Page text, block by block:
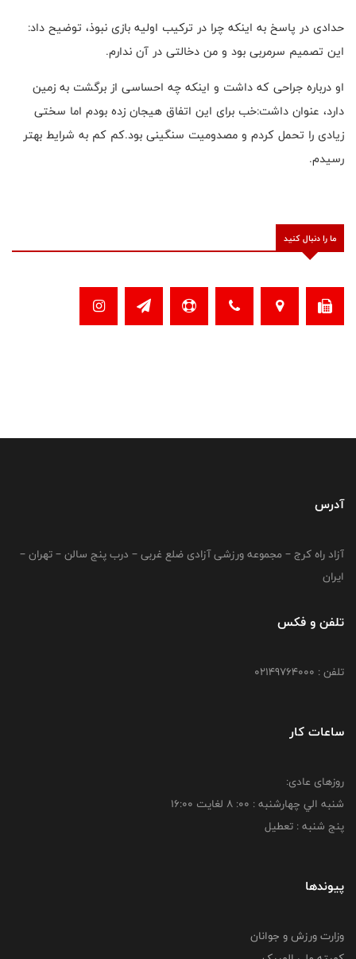
حدادی در پاسخ به اینکه چرا در ترکیب اولیه بازی نبوذ، توضیح داد:
این تصمیم سرمربی بود و من دخالتی در آن ندارم.
او درباره جراحی که داشت و اینکه چه احساسی از برگشت به زمین
دارد، عنوان داشت:خب برای این اتفاق هیجان زده بودم اما سختی
زیادی را تحمل کردم و مصدومیت سنگینی بود.کم کم به شرایط بهتر
رسیدم.
ما را دنبال کنید
آدرس
آزاد راه کرج – مجموعه ورزشی آزادی ضلع غربی – درب پنج سالن – تهران –
ایران
تلفن و فکس
تلفن : 02149764000
ساعات کار
روزهای عادی:
شنبه الي چهارشنبه : 00: 8 لغايت 16:00
پنج شنبه : تعطیل
پیوندها
وزارت ورزش و جوانان